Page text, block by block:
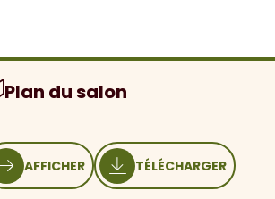
Plan du salon
AFFICHER TÉLÉCHARGER